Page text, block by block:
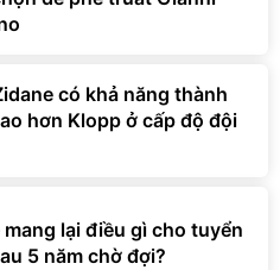
có khả năng thành
hơn Klopp ở cấp độ đội
mang lại điều gì cho tuyển
5 năm chờ đợi?